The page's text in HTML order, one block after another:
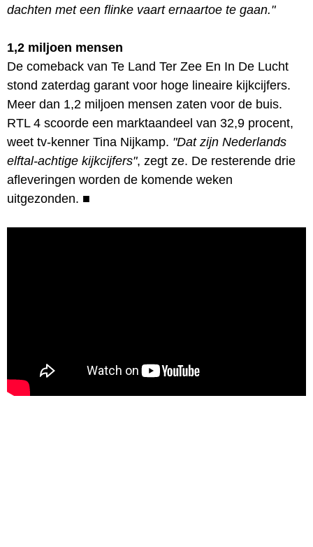
dachten met een flinke vaart ernaartoe te gaan."
1,2 miljoen mensen
De comeback van Te Land Ter Zee En In De Lucht
stond zaterdag garant voor hoge lineaire kijkcijfers.
Meer dan 1,2 miljoen mensen zaten voor de buis.
RTL 4 scoorde een marktaandeel van 32,9 procent,
weet tv-kenner Tina Nijkamp. "Dat zijn Nederlands
elftal-achtige kijkcijfers", zegt ze. De resterende drie
afleveringen worden de komende weken
uitgezonden. ■